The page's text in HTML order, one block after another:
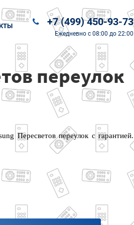
+7 (499) 450-93-73
Ежедневно с 08:00 до 22:00
переулок
Пересветов переулок с гарантией.